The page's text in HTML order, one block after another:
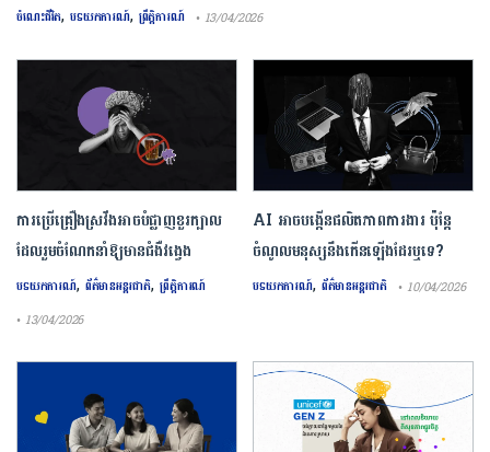
ចំណេះជីវិត, បទយកការណ៍, ព្រឹត្តិការណ៍ • 13/04/2026
ការ​ប្រើគ្រឿង​ស្រវឹង​អាចបំផ្លាញ​ខួរក្បាល
ដែល​រួមចំណែក​នាំឱ្យ​មាន​ជំងឺ​វង្វេង
បទយកការណ៍, ព័ត៌មានអន្តរជាតិ,ព្រឹត្តិការណ៍
• 13/04/2026
AI អាចបង្កើនផលិតភាពការងារ ប៉ុន្តែ
ចំណូលមនុស្សនឹងកើនឡើងដែរឬទេ?
បទយកការណ៍, ព័ត៌មានអន្តរជាតិ • 10/04/2026